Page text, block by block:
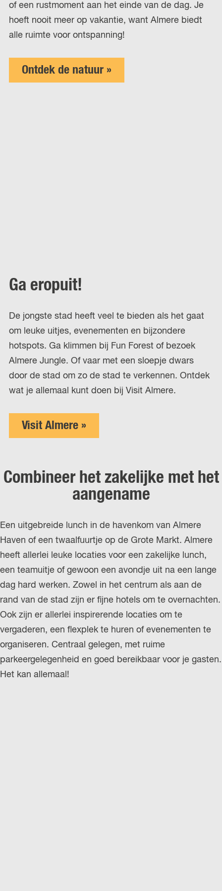
of een rustmoment aan het einde van de dag. Je
hoeft nooit meer op vakantie, want Almere biedt
alle ruimte voor ontspanning!
Ontdek de natuur »
Ga eropuit!
De jongste stad heeft veel te bieden als het gaat
om leuke uitjes, evenementen en bijzondere
hotspots. Ga klimmen bij Fun Forest of bezoek
Almere Jungle. Of vaar met een sloepje dwars
door de stad om zo de stad te verkennen. Ontdek
wat je allemaal kunt doen bij Visit Almere.
Visit Almere »
Combineer het zakelijke met het
aangename
Een uitgebreide lunch in de havenkom van Almere
Haven of een twaalfuurtje op de Grote Markt. Almere
heeft allerlei leuke locaties voor een zakelijke lunch,
een teamuitje of gewoon een avondje uit na een lange
dag hard werken. Zowel in het centrum als aan de
rand van de stad zijn er fijne hotels om te overnachten.
Ook zijn er allerlei inspirerende locaties om te
vergaderen, een flexplek te huren of evenementen te
organiseren. Centraal gelegen, met ruime
parkeergelegenheid en goed bereikbaar voor je gasten.
Het kan allemaal!